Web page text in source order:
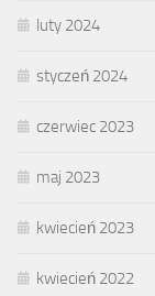
luty 2024
styczeń 2024
czerwiec 2023
maj 2023
kwiecień 2023
kwiecień 2022